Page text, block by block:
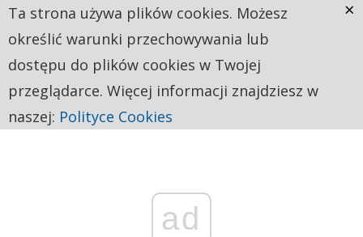
ad
Ta strona używa plików cookies. Możesz
określić warunki przechowywania lub
dostępu do plików cookies w Twojej
przeglądarce. Więcej informacji znajdziesz w
naszej: Polityce Cookies
×